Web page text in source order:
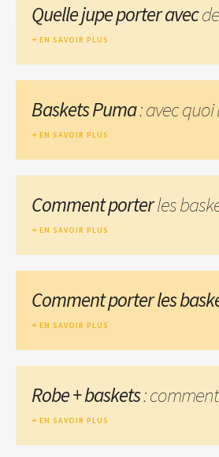
Quelle jupe porter avec
EN SAVOIR PLUS
Baskets Puma: avec quoi
EN SAVOIR PLUS
Comment porterles
EN SAVOIR PLUS
Comment porter les
EN SAVOIR PLUS
Robe + baskets:
EN SAVOIR PLUS